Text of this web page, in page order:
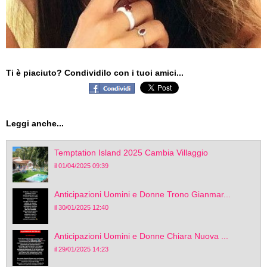
Ti è piaciuto? Condividilo con i tuoi amici...
Leggi anche...
Temptation Island 2025 Cambia Villaggio
il 01/04/2025 09:39
Anticipazioni Uomini e Donne Trono Gianmar...
il 30/01/2025 12:40
Anticipazioni Uomini e Donne Chiara Nuova ...
il 29/01/2025 14:23